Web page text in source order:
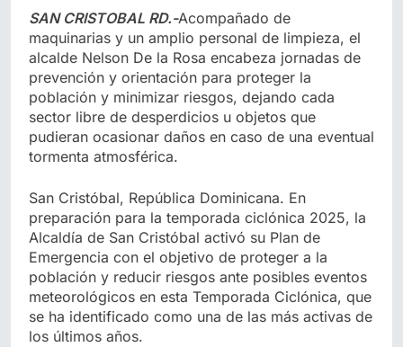
SAN CRISTOBAL RD.-Acompañado de
maquinarias y un amplio personal de limpieza, el
alcalde Nelson De la Rosa encabeza jornadas de
prevención y orientación para proteger la
población y minimizar riesgos, dejando cada
sector libre de desperdicios u objetos que
pudieran ocasionar daños en caso de una eventual
tormenta atmosférica.
San Cristóbal, República Dominicana. En
preparación para la temporada ciclónica 2025, la
Alcaldía de San Cristóbal activó su Plan de
Emergencia con el objetivo de proteger a la
población y reducir riesgos ante posibles eventos
meteorológicos en esta Temporada Ciclónica, que
se ha identificado como una de las más activas de
los últimos años.